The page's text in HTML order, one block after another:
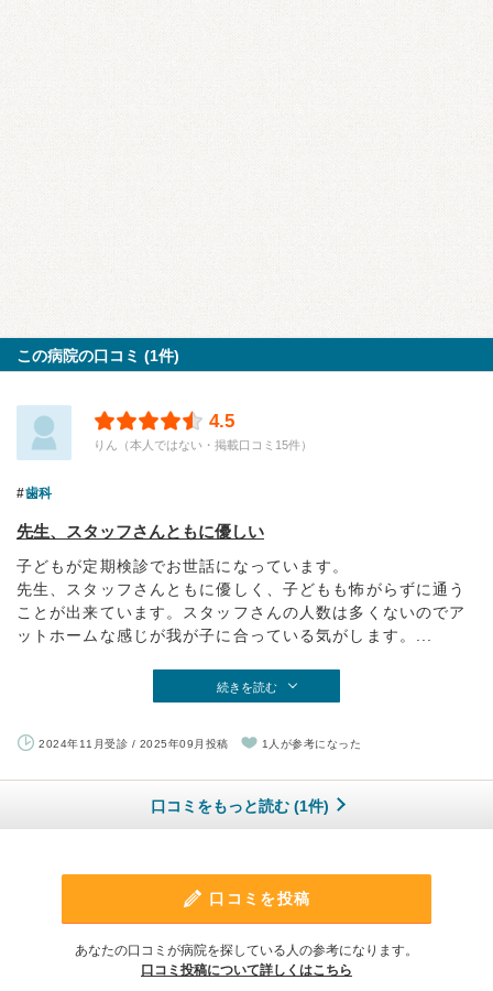
この病院の口コミ (1件)
4.5
りん（本人ではない・掲載口コミ15件）
歯科
先生、スタッフさんともに優しい
子どもが定期検診でお世話になっています。
先生、スタッフさんともに優しく、子どもも怖がらずに通う
ことが出来ています。スタッフさんの人数は多くないのでア
ットホームな感じが我が子に合っている気がします。...
続きを読む
2024年11月受診 / 2025年09月投稿 1人が参考になった
口コミをもっと読む (1件)
口コミを投稿
あなたの口コミが病院を探している人の参考になります。
口コミ投稿について詳しくはこちら